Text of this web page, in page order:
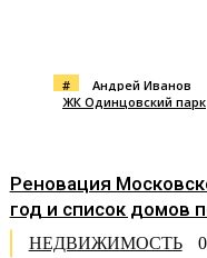
# Андрей Иванов
ЖК Одинцовский парк
Реновация
год и список домов
НЕДВИЖИМОСТЬ